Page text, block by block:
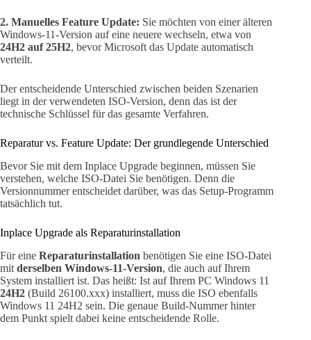
2. Manuelles Feature Update: Sie möchten von einer älteren
Windows-11-Version auf eine neuere wechseln, etwa von
24H2 auf 25H2, bevor Microsoft das Update automatisch
verteilt.
Der entscheidende Unterschied zwischen beiden Szenarien
liegt in der verwendeten ISO-Version, denn das ist der
technische Schlüssel für das gesamte Verfahren.
Reparatur vs. Feature Update: Der grundlegende Unterschied
Bevor Sie mit dem Inplace Upgrade beginnen, müssen Sie
verstehen, welche ISO-Datei Sie benötigen. Denn die
Versionnummer entscheidet darüber, was das Setup-Programm
tatsächlich tut.
Inplace Upgrade als Reparaturinstallation
Für eine Reparaturinstallation benötigen Sie eine ISO-Datei
mit derselben Windows-11-Version, die auch auf Ihrem
System installiert ist. Das heißt: Ist auf Ihrem PC Windows 11
24H2 (Build 26100.xxx) installiert, muss die ISO ebenfalls
Windows 11 24H2 sein. Die genaue Build-Nummer hinter
dem Punkt spielt dabei keine entscheidende Rolle.